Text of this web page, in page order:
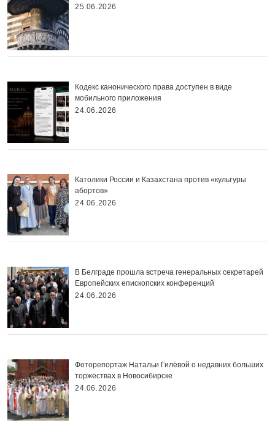
25.06.2026
Кодекс канонического права доступен в виде
мобильного приложения
24.06.2026
Католики России и Казахстана против «культуры
абортов»
24.06.2026
В Белграде прошла встреча генеральных секретарей
Европейских епископских конференций
24.06.2026
Фоторепортаж Натальи Гилёвой о недавних больших
торжествах в Новосибирске
24.06.2026